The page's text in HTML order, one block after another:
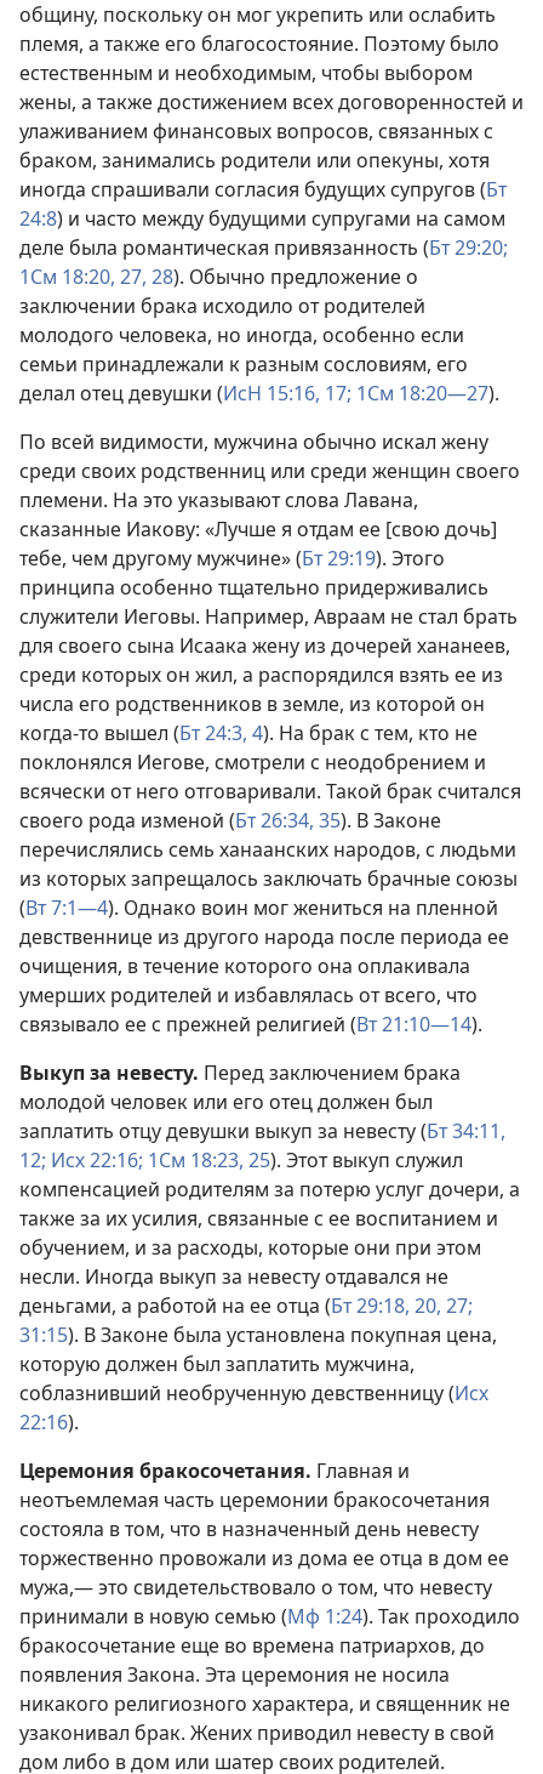
общину, поскольку он мог укрепить или ослабить
племя, а также его благосостояние. Поэтому было
естественным и необходимым, чтобы выбором
жены, а также достижением всех договоренностей и
улаживанием финансовых вопросов, связанных с
браком, занимались родители или опекуны, хотя
иногда спрашивали согласия будущих супругов (Бт
24:8) и часто между будущими супругами на самом
деле была романтическая привязанность (Бт 29:20;
1См 18:20, 27, 28). Обычно предложение о
заключении брака исходило от родителей
молодого человека, но иногда, особенно если
семьи принадлежали к разным сословиям, его
делал отец девушки (ИсН 15:16, 17; 1См 18:20—27).
По всей видимости, мужчина обычно искал жену
среди своих родственниц или среди женщин своего
племени. На это указывают слова Лавана,
сказанные Иакову: «Лучше я отдам ее [свою дочь]
тебе, чем другому мужчине» (Бт 29:19). Этого
принципа особенно тщательно придерживались
служители Иеговы. Например, Авраам не стал брать
для своего сына Исаака жену из дочерей хананеев,
среди которых он жил, а распорядился взять ее из
числа его родственников в земле, из которой он
когда-то вышел (Бт 24:3, 4). На брак с тем, кто не
поклонялся Иегове, смотрели с неодобрением и
всячески от него отговаривали. Такой брак считался
своего рода изменой (Бт 26:34, 35). В Законе
перечислялись семь ханаанских народов, с людьми
из которых запрещалось заключать брачные союзы
(Вт 7:1—4). Однако воин мог жениться на пленной
девственнице из другого народа после периода ее
очищения, в течение которого она оплакивала
умерших родителей и избавлялась от всего, что
связывало ее с прежней религией (Вт 21:10—14).
Выкуп за невесту. Перед заключением брака
молодой человек или его отец должен был
заплатить отцу девушки выкуп за невесту (Бт 34:11,
12; Исх 22:16; 1См 18:23, 25). Этот выкуп служил
компенсацией родителям за потерю услуг дочери, а
также за их усилия, связанные с ее воспитанием и
обучением, и за расходы, которые они при этом
несли. Иногда выкуп за невесту отдавался не
деньгами, а работой на ее отца (Бт 29:18, 20, 27;
31:15). В Законе была установлена покупная цена,
которую должен был заплатить мужчина,
соблазнивший необрученную девственницу (Исх
22:16).
Церемония бракосочетания. Главная и
неотъемлемая часть церемонии бракосочетания
состояла в том, что в назначенный день невесту
торжественно провожали из дома ее отца в дом ее
мужа,— это свидетельствовало о том, что невесту
принимали в новую семью (Мф 1:24). Так проходило
бракосочетание еще во времена патриархов, до
появления Закона. Эта церемония не носила
никакого религиозного характера, и священник не
узаконивал брак. Жених приводил невесту в свой
дом либо в дом или шатер своих родителей.